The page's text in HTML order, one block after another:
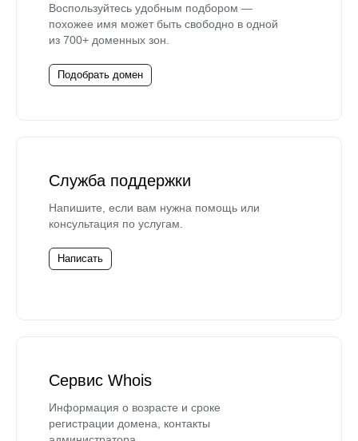
Воспользуйтесь удобным подбором —
похожее имя может быть свободно в одной
из 700+ доменных зон.
Подобрать домен
Служба поддержки
Напишите, если вам нужна помощь или
консультация по услугам.
Написать
Сервис Whois
Информация о возрасте и сроке
регистрации домена, контакты